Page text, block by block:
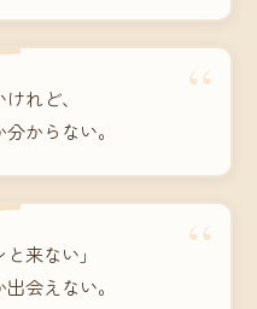
“
れど、
からない。
“
来ない」
会えない。